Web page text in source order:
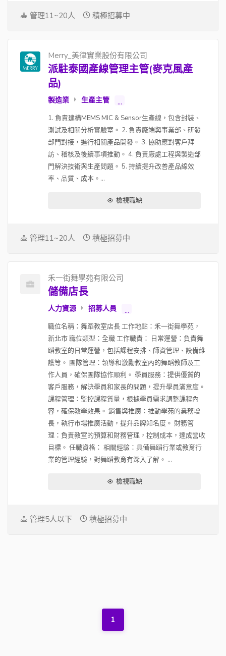
管理11~20人 積極招募中
Merry_美律實業股份有限公司
派駐泰國產線管理主管(麥克風產
品)
製造業 生產主管 ...
1. 負責建構MEMS MIC & Sensor生產線，包含封裝、
測試及相關分析實驗室。 2. 負責廠端與事業部、研發
部門對接，進行相關產品開發。 3. 協助應對客戶拜
訪、稽核及後續事項推動。 4. 負責廠處工程與製造部
門解決技術與生產問題。 5. 持續提升改善產品線效
率、品質、成本。...
檢視職缺
管理11~20人 積極招募中
禾一街舞學苑有限公司
儲備店長
人力資源 招募人員 ...
職位名稱：舞蹈教室店長 工作地點：禾一街舞學苑，
新北市 職位類型：全職 工作職責： 日常運營：負責舞
蹈教室的日常運營，包括課程安排、師資管理、設備維
護等。 團隊管理：領導和激勵教室內的舞蹈教師及工
作人員，確保團隊協作順利。 學員服務：提供優質的
客戶服務，解決學員和家長的問題，提升學員滿意度。
課程管理：監控課程質量，根據學員需求調整課程內
容，確保教學效果。 銷售與推廣：推動學苑的業務增
長，執行市場推廣活動，提升品牌知名度。 財務管
理：負責教室的預算和財務管理，控制成本，達成營收
目標。 任職資格： 相關經驗：具備舞蹈行業或教育行
業的管理經驗，對舞蹈教育有深入了解。 ...
檢視職缺
管理5人以下 積極招募中
1